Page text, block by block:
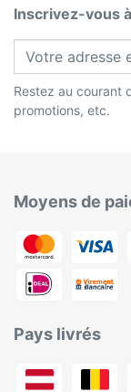
Inscrivez-vous
Restez au courant
promotions, etc.
Moyens de
Pays livrés